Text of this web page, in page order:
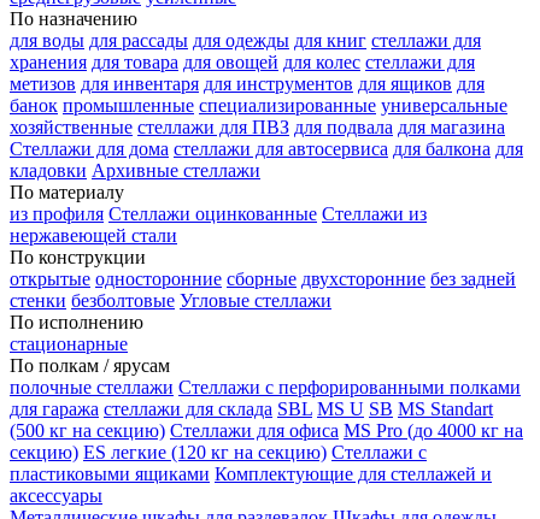
По назначению
для воды для рассады для одежды для книг стеллажи для
хранения для товара для овощей для колес стеллажи для
метизов для инвентаря для инструментов для ящиков для
банок промышленные специализированные универсальные
хозяйственные стеллажи для ПВЗ для подвала для магазина
Стеллажи для дома стеллажи для автосервиса для балкона для
кладовки Архивные стеллажи
По материалу
из профиля Стеллажи оцинкованные Стеллажи из
нержавеющей стали
По конструкции
открытые односторонние сборные двухсторонние без задней
стенки безболтовые Угловые стеллажи
По исполнению
стационарные
По полкам / ярусам
полочные стеллажи Стеллажи с перфорированными полками
для гаража стеллажи для склада SBL MS U SB MS Standart
(500 кг на секцию) Стеллажи для офиса MS Pro (до 4000 кг на
секцию) ES легкие (120 кг на секцию) Стеллажи с
пластиковыми ящиками Комплектующие для стеллажей и
аксессуары